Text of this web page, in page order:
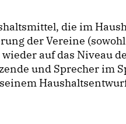
die im
der Vereine
auf das Niveau
und Sprecher im